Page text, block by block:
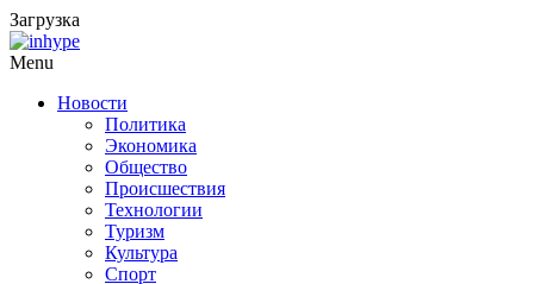
Загрузка
Menu
Новости
Политика
Экономика
Общество
Происшествия
Технологии
Туризм
Культура
Спорт